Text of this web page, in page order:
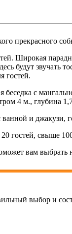
прекрасного
Широкая
будут звучать
гостей.
с
4 м., глубина
и джакузи,
гостей, свыше
вам
выбор и